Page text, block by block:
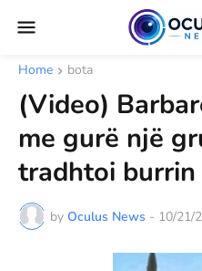
Home bota
(Video)
me gurë një
tradhtoi burrin
by Oculus News - 10/21/